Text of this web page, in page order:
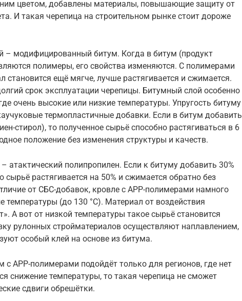
цветом, добавлены материалы, повышающие защиту от
И такая черепица на строительном рынке стоит дороже
– модифицированный битум. Когда в битум (продукт
полимеры, его свойства изменяются. С полимерами
становится ещё мягче, лучше растягивается и сжимается.
срок эксплуатации черепицы. Битумный слой особенно
очень высокие или низкие температуры. Упругость битуму
термопластичные добавки. Если в битум добавить
стирол), то полученное сырьё способно растягиваться в 6
положение без изменения структуры и качеств.
атактический полипропилен. Если к битуму добавить 30%
сырьё растягивается на 50% и сжимается обратно без
от СБС-добавок, кровле с APP-полимерами намного
температуры (до 130 °С). Материал от воздействия
А вот от низкой температуры такое сырьё становится
рулонных стройматериалов осуществляют наплавлением,
особый клей на основе из битума.
APP-полимерами подойдёт только для регионов, где нет
снижение температуры, то такая черепица не сможет
сдвиги обрешётки.